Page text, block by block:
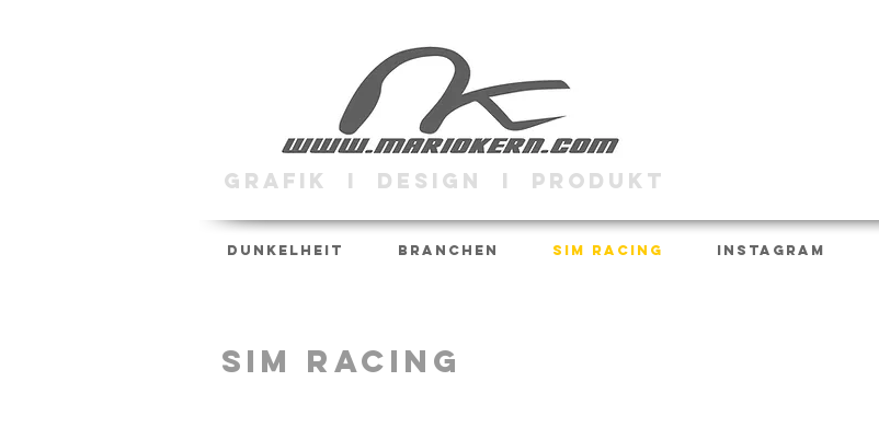
GRAFIK I DESIGN I PRODUKT
DUNKELHEIT BRANCHEN SIM RACING INSTAGRAM
SIM RACING